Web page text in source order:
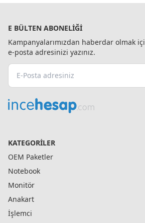
E BÜLTEN ABONELIĞI
Kampanyalarımızdan haberdar olmak
e-posta adresinizi yazınız.
KATEGORILER
OEM Paketler
Notebook
Monitör
Anakart
İşlemci